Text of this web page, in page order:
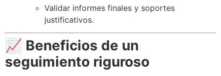
Validar informes finales y soportes
justificativos.
📈 Beneficios de un
seguimiento riguroso